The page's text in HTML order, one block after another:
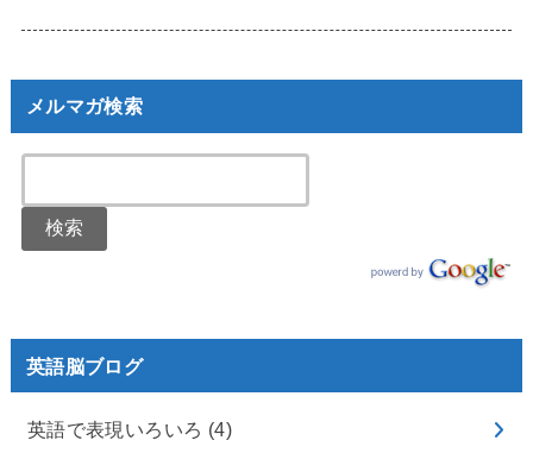
メルマガ検索
英語脳ブログ
英語で表現いろいろ (4)